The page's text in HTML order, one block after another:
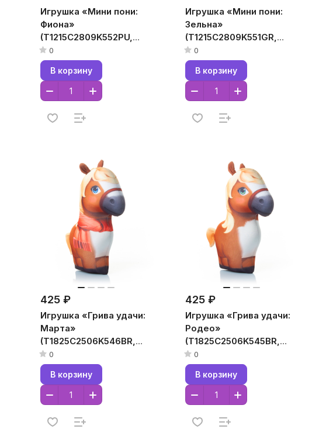
Игрушка «Мини пони:
Фиона»
(T1215C2809K552PU,
12x15x5, Фиолетовый,
Кристалл,
Микрогранулы
полистирола)
0
В корзину
Игрушка «Мини пони:
Зельна»
(T1215C2809K551GR,
12x15x5, Зеленый,
Кристалл,
Микрогранулы
полистирола)
0
В корзину
425 ₽
Игрушка «Грива удачи:
Марта»
(T1825C2506K546BR,
18x25x7, Коричневый,
Кристалл,
Микрогранулы
полистирола)
0
В корзину
425 ₽
Игрушка «Грива удачи:
Родео»
(T1825C2506K545BR,
18x25x7, Коричневый,
Кристалл,
Микрогранулы
полистирола)
0
В корзину